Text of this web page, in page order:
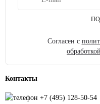
Согласен с
Контакты
+7 (495) 128-50-54